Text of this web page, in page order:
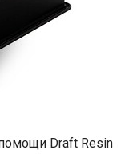
Draft Resin